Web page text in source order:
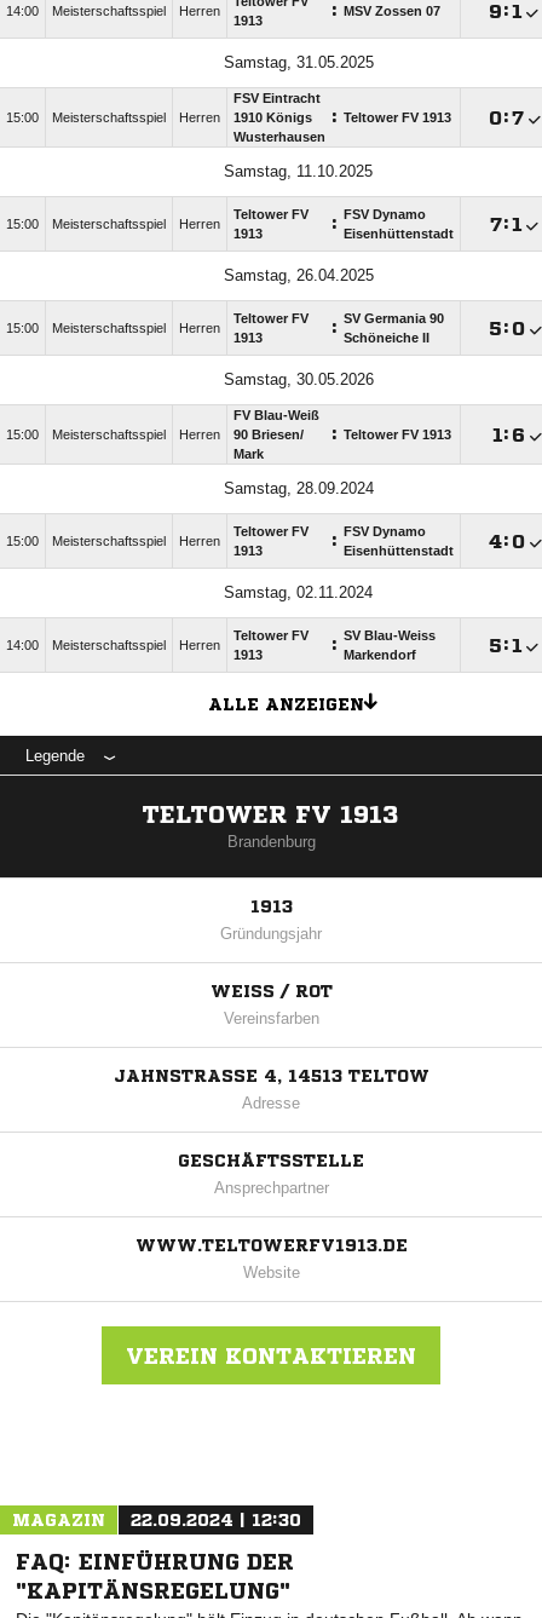
14:00 Meisterschaftsspiel Herren
1913
: MSV Zossen 07 :
Samstag, 31.05.2025
15:00 Meisterschaftsspiel Herren
FSV Eintracht
1910 Königs
Wusterhausen
: Teltower FV 1913 :
Samstag, 11.10.2025
15:00 Meisterschaftsspiel Herren
Teltower FV
1913
:
FSV Dynamo
Eisenhüttenstadt
:
Samstag, 26.04.2025
15:00 Meisterschaftsspiel Herren
Teltower FV
1913
: SV Germania 90
Schöneiche II
: 
Samstag, 30.05.2026
15:00 Meisterschaftsspiel Herren
FV Blau-Weiß
90 Briesen/​
Mark
: Teltower FV 1913 : 
Samstag, 28.09.2024
15:00 Meisterschaftsspiel Herren
Teltower FV
1913
:
FSV Dynamo
Eisenhüttenstadt
: 
Samstag, 02.11.2024
14:00 Meisterschaftsspiel Herren
Teltower FV
1913
: SV Blau-Weiss
Markendorf
:
ALLE ANZEIGEN
Legende
TELTOWER FV 1913
Brandenburg
1913
Gründungsjahr
WEISS / ROT
Vereinsfarben
JAHNSTRASSE 4, 14513 TELTOW
Adresse
GESCHÄFTSSTELLE
Ansprechpartner
WWW.TELTOWERFV1913.DE
Website
VEREIN KONTAKTIEREN
MAGAZIN 22.09.2024 | 12:30
FAQ: EINFÜHRUNG DER
"KAPITÄNSREGELUNG"